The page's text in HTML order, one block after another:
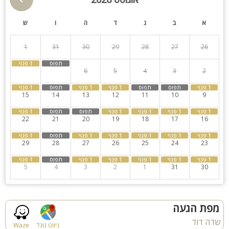
למסיבות
חדרי שינה
א ב ג ד ה ו ש
26
27
28
29
30
31
1
2
3
4
5
6
9
10
11
12
13
14
15
16
17
18
19
20
21
22
23
24
25
26
27
28
29
30
31
1
2
3
4
5
Waze ניווט גוגל
מפת הגעה
שדה דוד